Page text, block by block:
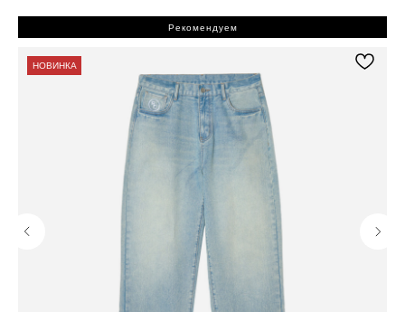
Рекомендуем
НОВИНКА